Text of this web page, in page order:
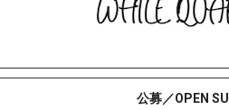
公募／OPEN